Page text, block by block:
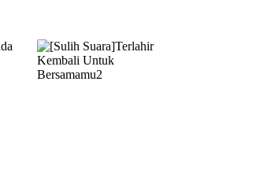
EP 20 EP 21